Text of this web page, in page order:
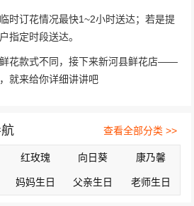
时订花情况最快1~2小时送达；若是提
指定时段送达。
花款式不同，接下来新河县鲜花店——
就来给你详细讲讲吧
查看全部分类 >>
红玫瑰 向日葵 康乃馨
妈妈生日 父亲生日 老师生日